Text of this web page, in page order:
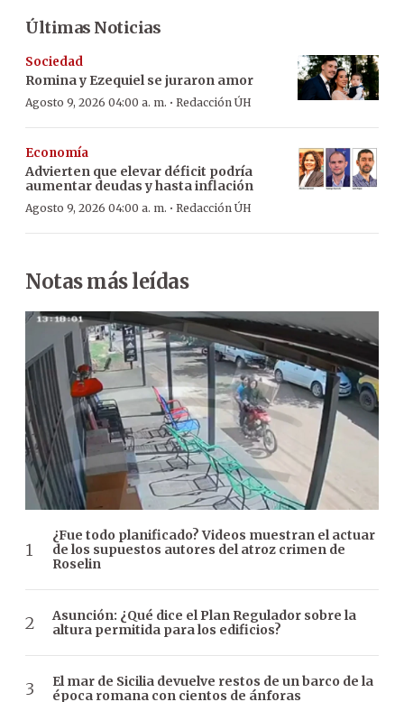
Últimas Noticias
Sociedad
Romina y Ezequiel se juraron amor
Agosto 9, 2026 04:00 a. m. · Redacción ÚH
Economía
Advierten que elevar déficit podría
aumentar deudas y hasta inflación
Agosto 9, 2026 04:00 a. m. · Redacción ÚH
Notas más leídas
¿Fue todo planificado? Videos muestran el actuar
de los supuestos autores del atroz crimen de
Roselin
Asunción: ¿Qué dice el Plan Regulador sobre la
altura permitida para los edificios?
El mar de Sicilia devuelve restos de un barco de la
época romana con cientos de ánforas